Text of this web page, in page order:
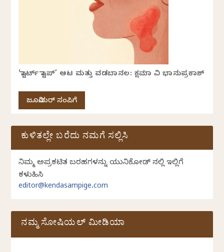
‘ಸ್ಟಾರ್ಟ್ ಸ್ಟಾಪ್’ ಆಟ ಮತ್ತು ವಡಬಾನಲ: ಕ್ಷಮಾ ವಿ ಭಾನುಪ್ರಕಾಶ್
ಜೂನಿಯರ್ ಸಂಪಿಗೆ
ಕುಳಿತಲ್ಲೇ ಬರೆದು ನಮಗೆ ಸಲ್ಲಿಸಿ
ನಿಮ್ಮ ಅಪ್ರಕಟಿತ ಬರಹಗಳನ್ನು ಯುನಿಕೋಡ್ ನಲ್ಲಿ ಇಲ್ಲಿಗೆ
ಕಳುಹಿಸಿ
editor@kendasampige.com
ನಮ್ಮ ಸೋಷಿಯಲ್‌ ಮೀಡಿಯಾ